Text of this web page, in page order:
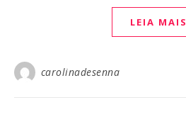
LEIA MAIS
carolinadesenna